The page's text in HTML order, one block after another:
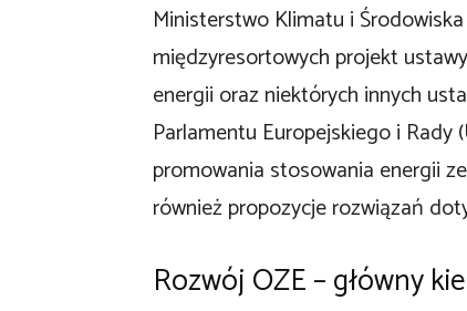
Ministerstwo Klimatu i
międzyresortowych projekt
energii oraz niektórych innych
Parlamentu Europejskiego i Rady
promowania stosowania energii
również propozycje rozwiązań
Rozwój OZE – główny